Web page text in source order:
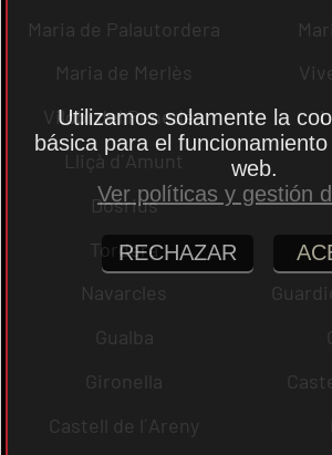
Maria de Palautordera
Maria de Merlès
Vilobí del Penedès
Lliçà d´Amunt
Dosrius
Tordera
Navarcles
Gualba
Gironella
Castell de l´Areny
Utilizamos solamente la
básica para el
web.
Ver políticas y gestión
RECHAZAR